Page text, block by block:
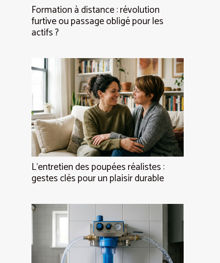
Formation à distance : révolution
furtive ou passage obligé pour les
actifs ?
L’entretien des poupées réalistes :
gestes clés pour un plaisir durable